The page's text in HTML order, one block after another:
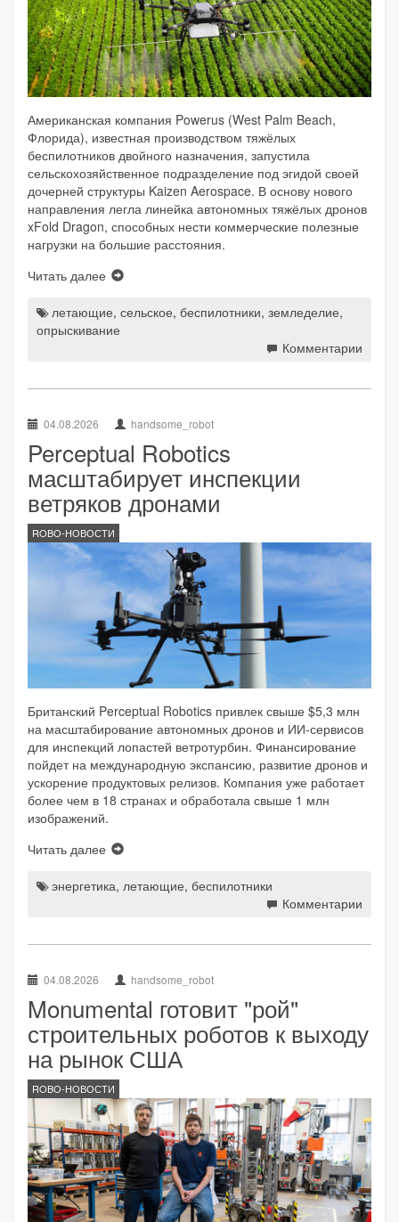
Американская компания Powerus (West Palm Beach,
Флорида), известная производством тяжёлых
беспилотников двойного назначения, запустила
сельскохозяйственное подразделение под эгидой своей
дочерней структуры Kaizen Aerospace. В основу нового
направления легла линейка автономных тяжёлых дронов
xFold Dragon, способных нести коммерческие полезные
нагрузки на большие расстояния.
Читать далее
летающие, сельское, беспилотники, земледелие,
опрыскивание
Комментарии
04.08.2026 handsome_robot
Perceptual Robotics
масштабирует инспекции
ветряков дронами
ROBO-НОВОСТИ
Британский Perceptual Robotics привлек свыше $5,3 млн
на масштабирование автономных дронов и ИИ-сервисов
для инспекций лопастей ветротурбин. Финансирование
пойдет на международную экспансию, развитие дронов и
ускорение продуктовых релизов. Компания уже работает
более чем в 18 странах и обработала свыше 1 млн
изображений.
Читать далее
энергетика, летающие, беспилотники
Комментарии
04.08.2026 handsome_robot
Monumental готовит "рой"
строительных роботов к выходу
на рынок США
ROBO-НОВОСТИ